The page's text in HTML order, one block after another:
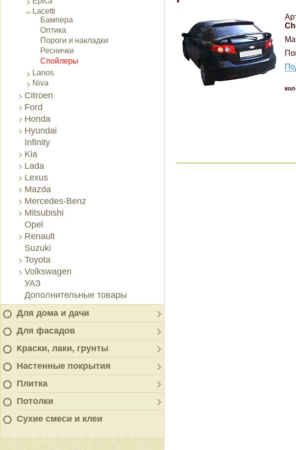
Lacetti
Бампера
Оптика
Пороги и накладки
Реснички
Спойлеры
Lanos
Niva
Citroen
Ford
Honda
Hyundai
Infinity
Kia
Lada
Lexus
Mazda
Mercedes-Benz
Mitsubishi
Opel
Renault
Suzuki
Toyota
Volkswagen
УАЗ
Дополнительные товары
Для дома и дачи
Для фасадов
Краски, лаки, грунты
Настенные покрытия
Плитка
Потолки
Сухие смеси и клеи